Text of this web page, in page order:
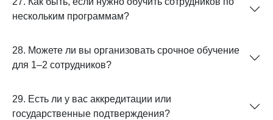
нескольким программам?
28. Можете ли вы организовать срочное обучение
для 1–2 сотрудников?
29. Есть ли у вас аккредитации или
государственные подтверждения?